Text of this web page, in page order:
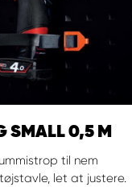
SMALL 0,5 M
til nem
let at justere.